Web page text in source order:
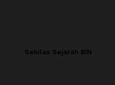
Sekilas Sejarah BIN